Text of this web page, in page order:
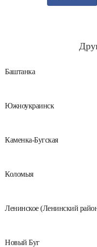
Баштанка
Южноукраинск
Каменка-Бугская
Коломыя
Ленинское (Ленинский
Новый Буг